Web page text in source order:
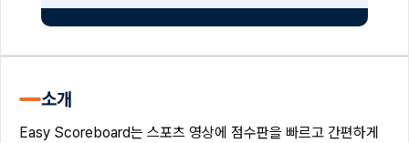
소개
Easy Scoreboard는 스포츠 영상에 점수판을 빠르고 간편하게